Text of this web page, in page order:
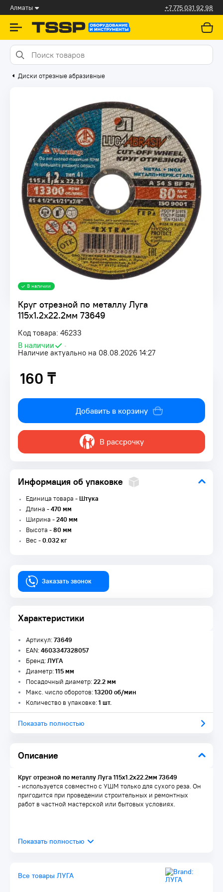
Алматы +7 775 031 92 98
Диски отрезные абразивные
Круг отрезной по металлу Луга
115x1.2x22.2мм 73649
Код товара: 46233
В наличии
•
Наличие актуально на 08.08.2026 14:27
В наличии
160 ₸
160 ₸
Добавить в корзину
В рассрочку
Информация об упаковке
Единица товара -Штука
Длина -470 мм
Ширина -240 мм
Высота -80 мм
Вес -0.032 кг
Заказать звонок
Характеристики
Описание
Артикул:73649
EAN:4603347328057
Бренд:ЛУГА
Диаметр:115 мм
Посадочный диаметр:22.2 мм
Макс. число оборотов:13200 об/мин
Количество в упаковке:1 шт.
Показать полностью
Круг отрезной по металлу Луга 115x1.2x22.2мм 73649
- используется совместно с УШМ только для сухого реза. Он
пригодится при проведении строительных и ремонтных
работ в частной мастерской или бытовых условиях.
Преимущества:
Безопасность работы - круг оснащен 2-слойной сеткой,
устойчивой к разрыву
Все товары ЛУГА